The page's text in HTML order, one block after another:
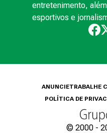
entretenimento,
esportivos e
ANUNCIETRABALHE
POLÍTICA DE
© 2000 -